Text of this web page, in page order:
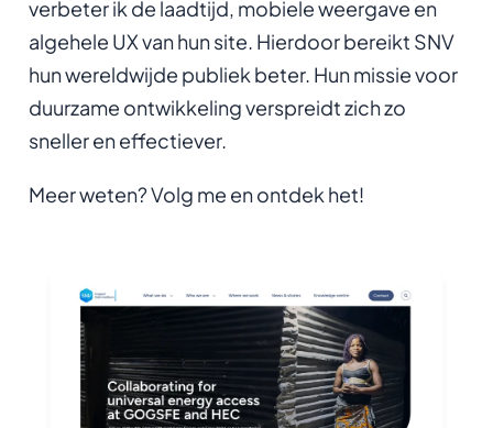
verbeter ik de laadtijd, mobiele weergave en
algehele UX van hun site. Hierdoor bereikt SNV
hun wereldwijde publiek beter. Hun missie voor
duurzame ontwikkeling verspreidt zich zo
sneller en effectiever.
Meer weten? Volg me en ontdek het!